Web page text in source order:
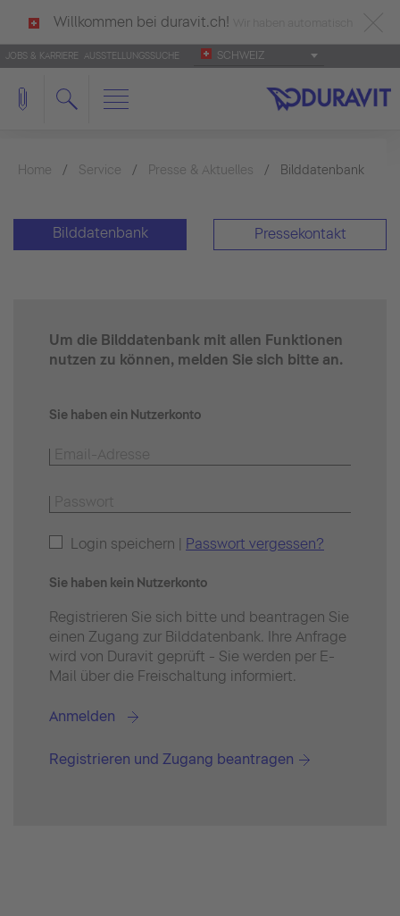
Willkommen bei duravit.ch!
deutsch als Ihre Sprache erkannt.
Français Italiano
JOBS & KARRIERE AUSSTELLUNGSSUCHE SCHWEIZ
Home Service Presse & Aktuelles Bilddatenbank
Bilddatenbank Pressekontakt
Um die Bilddatenbank mit allen Funktionen
nutzen zu können, melden Sie sich bitte an.
Sie haben ein Nutzerkonto
Login speichern | Passwort vergessen?
Sie haben kein Nutzerkonto
Registrieren Sie sich bitte und beantragen Sie
einen Zugang zur Bilddatenbank. Ihre Anfrage
wird von Duravit geprüft - Sie werden per E-
Mail über die Freischaltung informiert.
Anmelden
Registrieren und Zugang beantragen